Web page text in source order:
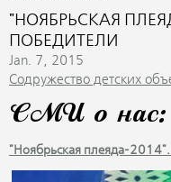
"НОЯБРЬСКАЯ
ПОБЕДИТЕЛИ
Jan. 7, 2015
Содружество детских
СМИ о нас:
"Ноябрьская плеяда-